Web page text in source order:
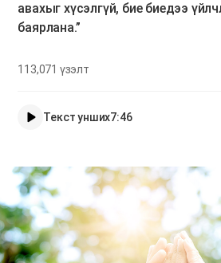
авахыг хүсэлгүй, бие биедээ
баярлана.”
113,071 үзэлт
Текст унших7:46